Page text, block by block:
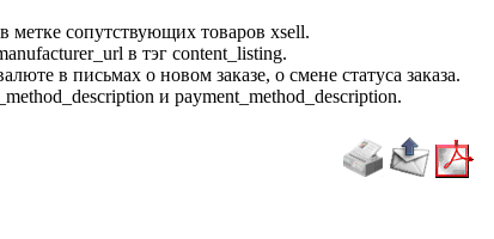
метке сопутствующих товаров xsell.
в тэг content_listing.
в письмах о новом заказе, о смене статуса заказа.
и payment_method_description.